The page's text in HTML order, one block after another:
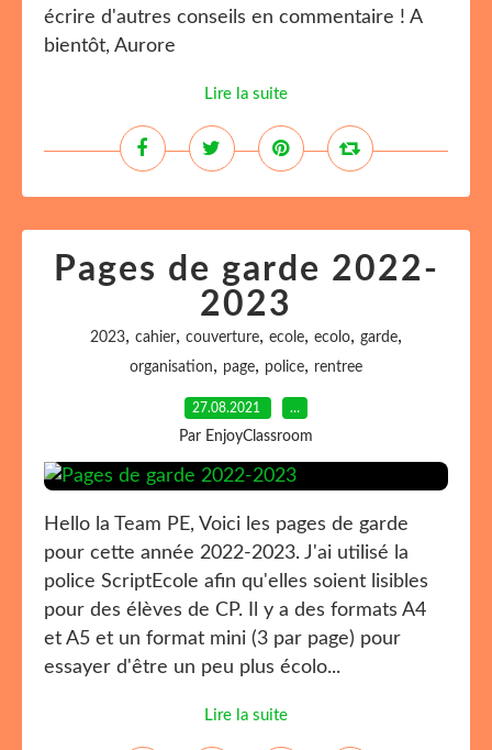
écrire d'autres conseils en commentaire ! A
bientôt, Aurore
Lire la suite
Pages de garde 2022-
2023
2023, cahier, couverture, ecole, ecolo, garde,
organisation, page, police, rentree
27.08.2021 …
Par EnjoyClassroom
Hello la Team PE, Voici les pages de garde
pour cette année 2022-2023. J'ai utilisé la
police ScriptEcole afin qu'elles soient lisibles
pour des élèves de CP. Il y a des formats A4
et A5 et un format mini (3 par page) pour
essayer d'être un peu plus écolo...
Lire la suite